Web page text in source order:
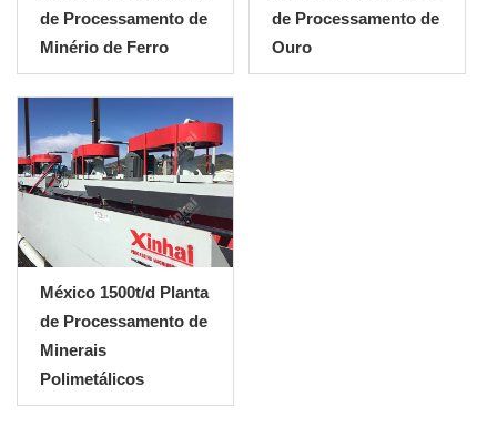
de Processamento de
Minério de Ferro
de Processamento de
Ouro
México 1500t/d Planta
de Processamento de
Minerais
Polimetálicos